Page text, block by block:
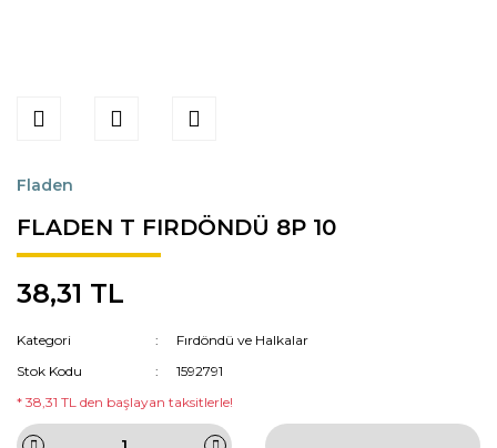
Fladen
FLADEN T FIRDÖNDÜ 8P 10
38,31 TL
Kategori
Fırdöndü ve Halkalar
Stok Kodu
1592791
* 38,31 TL den başlayan taksitlerle!